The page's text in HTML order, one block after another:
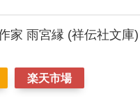
家 雨宮縁 (祥伝社文庫)
楽天市場